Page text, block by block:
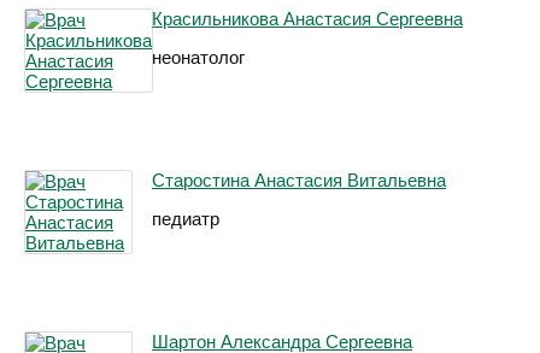
Красильникова Анастасия Сергеевна
неонатолог
Старостина Анастасия Витальевна
педиатр
Шартон Александра Сергеевна